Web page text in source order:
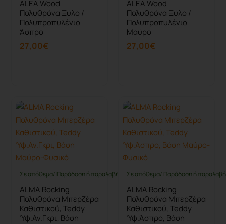
ALEA Wood
Πολυθρόνα Ξύλο /
Πολυπροπυλένιο
Άσπρο
27,00€
ALEA Wood
Πολυθρόνα Ξύλο /
Πολυπροπυλένιο
Μαύρο
27,00€
Σε απόθεμα/ Παράδοση ή παραλαβή έως 10 ημέρες
ALMA Rocking
Πολυθρόνα Μπερζέρα
Καθιστικού, Teddy
Ύφ.Αν.Γκρι, Βάση
Σε απόθεμα/ Παράδοση ή
ALMA Rocking
Πολυθρόνα Μπερζέρα
Καθιστικού, Teddy
Ύφ.Άσπρο, Βάση